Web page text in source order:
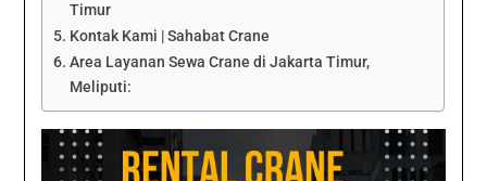
Timur
Kontak Kami | Sahabat Crane
Area Layanan Sewa Crane di Jakarta Timur,
Meliputi: